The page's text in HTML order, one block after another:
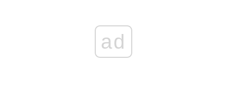
ad